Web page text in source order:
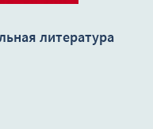
литература